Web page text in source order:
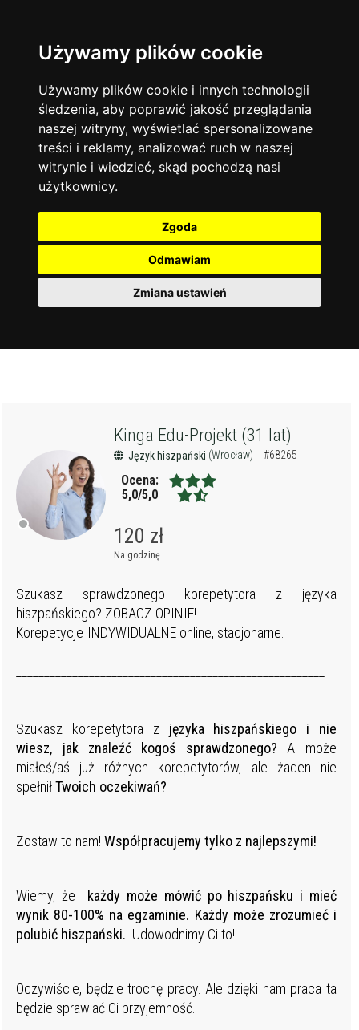
Używamy plików cookie
Używamy plików cookie i innych technologii
śledzenia, aby poprawić jakość przeglądania
naszej witryny, wyświetlać spersonalizowane
treści i reklamy, analizować ruch w naszej
witrynie i wiedzieć, skąd pochodzą nasi
użytkownicy.
Zgoda
Odmawiam
Zmiana ustawień
Język angielski 13744
Matematyka 12929
Chemia 4886
Język niemiecki 4307
Język polski 3426
Fizyka
Język francuski
Warszawa
Korepetycje
Online
14839
Kraków 7753
Wrocław
Łódź 3513
Gdańsk 2075
Kinga Edu-Projekt (31 lat)
Język hiszpański (Wrocław) #68265
Ocena:
5,0/5,0
120 zł
Na godzinę
Szukasz sprawdzonego korepetytora z języka
hiszpańskiego? ZOBACZ OPINIE!
Korepetycje INDYWIDUALNE online, stacjonarne.
Szukasz korepetytora z języka hiszpańskiego i nie
wiesz, jak znaleźć kogoś sprawdzonego? A może
miałeś/aś już różnych korepetytorów, ale żaden nie
spełniłTwoich oczekiwań?
Zostaw to nam!Współpracujemy tylko z najlepszymi!
Wiemy, że każdy może mówić po hiszpańsku i mieć
wynik 80-100% na egzaminie. Każdy może zrozumieć i
polubić hiszpański. Udowodnimy Ci to!
Oczywiście, będzie trochę pracy. Ale dzięki nam praca ta
będzie sprawiać Ci przyjemność.